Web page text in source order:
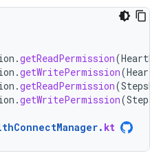
.getReadPermission(
.getWritePermission(
.getReadPermission(
.getWritePermission(
. kt